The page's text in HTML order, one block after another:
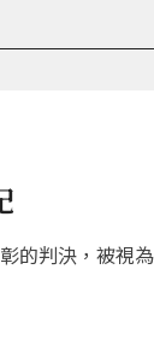
的判決，被視